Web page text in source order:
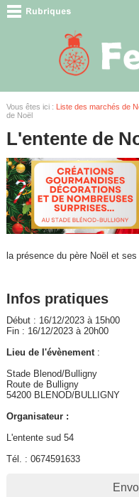
Vous êtes ici : Liste des marchés de
de Noël
L'entente de
la présence du père Noël et
Infos pratiques
Début : 16/12/2023 à 15h00
Fin : 16/12/2023 à 20h00
Lieu de l'évènement:
Stade Blenod/Bulligny
Route de Bulligny
54200 BLENOD/BULLIGNY
Organisateur :
L'entente sud 54
Tél. : 0674591633